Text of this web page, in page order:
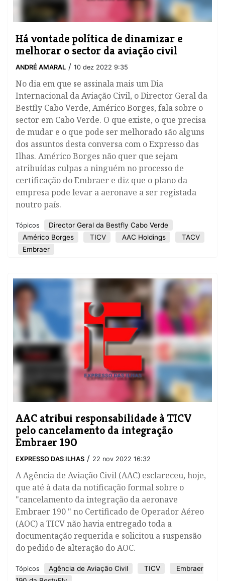
Há vontade política de dinamizar e
melhorar o sector da aviação civil
ANDRÉ AMARAL / 10 dez 2022 9:35
No dia em que se assinala mais um Dia
Internacional da Aviação Civil, o Director Geral da
Bestfly Cabo Verde, Américo Borges, fala sobre o
sector em Cabo Verde. O que existe, o que precisa
de mudar e o que pode ser melhorado são alguns
dos assuntos desta conversa com o Expresso das
Ilhas. Américo Borges não quer que sejam
atribuídas culpas a ninguém no processo de
certificação do Embraer e diz que o plano da
empresa pode levar a aeronave a ser registada
noutro país.
Tópicos
Director Geral da Bestfly Cabo Verde
Américo Borges
TICV AAC Holdings
TACV
Embraer
​AAC atribui responsabilidade à TICV
pelo cancelamento da integração
Embraer 190
EXPRESSO DAS ILHAS / 22 nov 2022 16:32
A Agência de Aviação Civil (AAC) esclareceu, hoje,
que até à data da notificação formal sobre o
"cancelamento da integração da aeronave
Embraer 190 " no Certificado de Operador Aéreo
(AOC) a TICV não havia entregado toda a
documentação requerida e solicitou a suspensão
do pedido de alteração do AOC.
Tópicos Agência de Aviação Civil TICV
Embraer